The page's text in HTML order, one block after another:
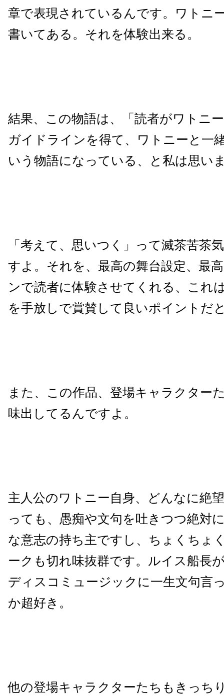
章で表現されているんです。ワトニ
書いてある。それを体験出来る。
結果、この物語は、「読者がワトニ
ガイドラインを得て、ワトニーと一
いう物語になっている、と私は思い
「考えて、思いつく」って滅茶苦茶
すよ。それを、最高の舞台設定、最
ンで読者に体験させてくれる、これ
を手放しで賞賛して良いポイントだ
また、この作品、登場キャラクター
味出してるんですよ。
主人公のワトニー自身、どんなに絶
っても、愚痴や文句を吐きつつ絶対
な意志の持ち主ですし、ちょくちょ
ークも切れ味抜群です。ルイス船長
ディスコミュージックに一生文句言
か超好き。
他の登場キャラクターたちもきっち